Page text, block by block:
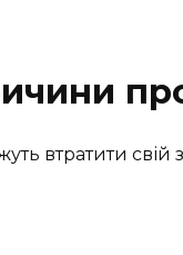
втратити свій